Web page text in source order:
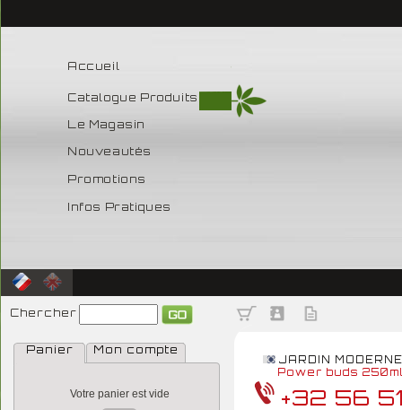
Accueil
Catalogue Produits
Le Magasin
Nouveautés
Promotions
Infos Pratiques
Chercher
Panier Mon compte
Votre panier est vide
JARDIN MODERNE
Power buds
+32 56